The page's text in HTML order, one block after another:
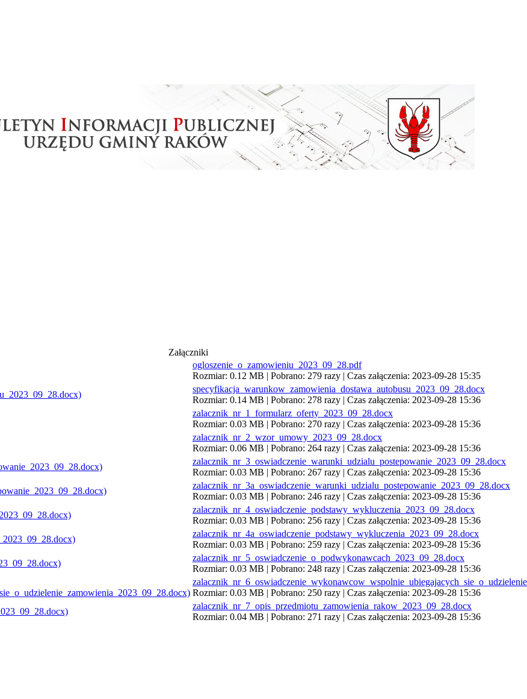
Załączniki
ogloszenie_o_zamowieniu_2023_09_28.pdf
Rozmiar: 0.12 MB | Pobrano: 279 razy | Czas załączenia: 2023-09-28 15:35
specyfikacja_warunkow_zamowienia_dostawa_autobusu_2023_09_28.docx
Rozmiar: 0.14 MB | Pobrano: 278 razy | Czas załączenia: 2023-09-28 15:36
zalacznik_nr_1_formularz_oferty_2023_09_28.docx
Rozmiar: 0.03 MB | Pobrano: 270 razy | Czas załączenia: 2023-09-28 15:36
zalacznik_nr_2_wzor_umowy_2023_09_28.docx
Rozmiar: 0.06 MB | Pobrano: 264 razy | Czas załączenia: 2023-09-28 15:36
zalacznik_nr_3_oswiadczenie_warunki_udzialu_postepowanie_2023_09_28.docx
Rozmiar: 0.03 MB | Pobrano: 267 razy | Czas załączenia: 2023-09-28 15:36
zalacznik_nr_3a_oswiadczenie_warunki_udzialu_postepowanie_2023_09_28.docx
Rozmiar: 0.03 MB | Pobrano: 246 razy | Czas załączenia: 2023-09-28 15:36
zalacznik_nr_4_oswiadczenie_podstawy_wykluczenia_2023_09_28.docx
Rozmiar: 0.03 MB | Pobrano: 256 razy | Czas załączenia: 2023-09-28 15:36
zalacznik_nr_4a_oswiadczenie_podstawy_wykluczenia_2023_09_28.docx
Rozmiar: 0.03 MB | Pobrano: 259 razy | Czas załączenia: 2023-09-28 15:36
zalacznik_nr_5_oswiadczenie_o_podwykonawcach_2023_09_28.docx
Rozmiar: 0.03 MB | Pobrano: 248 razy | Czas załączenia: 2023-09-28 15:36
Rozmiar: 0.03 MB | Pobrano: 250 razy | Czas załączenia: 2023-09-28 15:36
zalacznik_nr_7_opis_przedmiotu_zamowienia_rakow_2023_09_28.docx
Rozmiar: 0.04 MB | Pobrano: 271 razy | Czas załączenia: 2023-09-28 15:36